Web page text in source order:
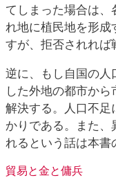
てしまった場合は
れ地に植民地を形
すが、拒否されれば
逆に、もし自国の人
した外地の都市か
解決する。人口不
かりである。また、
れるという話は本書
貿易と金と傭兵